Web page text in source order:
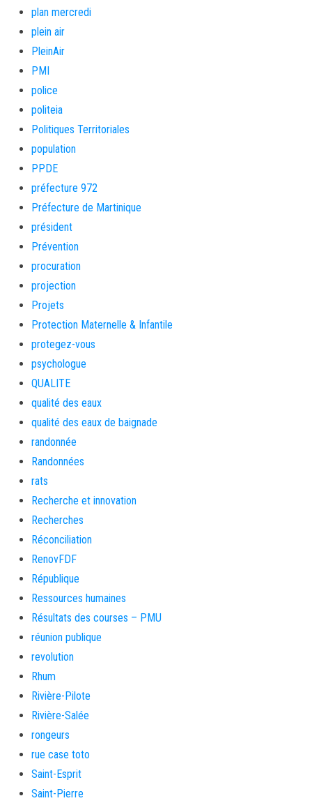
plan mercredi
plein air
PleinAir
PMI
police
politeia
Politiques Territoriales
population
PPDE
préfecture 972
Préfecture de Martinique
président
Prévention
procuration
projection
Projets
Protection Maternelle & Infantile
protegez-vous
psychologue
QUALITE
qualité des eaux
qualité des eaux de baignade
randonnée
Randonnées
rats
Recherche et innovation
Recherches
Réconciliation
RenovFDF
République
Ressources humaines
Résultats des courses – PMU
réunion publique
revolution
Rhum
Rivière-Pilote
Rivière-Salée
rongeurs
rue case toto
Saint-Esprit
Saint-Pierre